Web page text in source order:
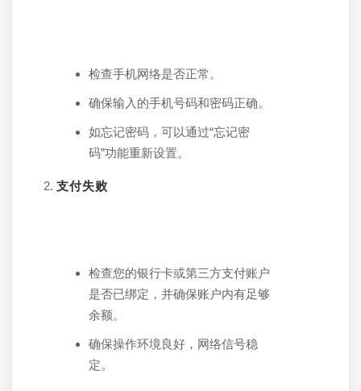
检查手机网络是否正常。
确保输入的手机号码和密码正确。
如忘记密码，可以通过“忘记密
码”功能重新设置。
支付失败
检查您的银行卡或第三方支付账户
是否已绑定，并确保账户内有足够
余额。
确保操作环境良好，网络信号稳
定。